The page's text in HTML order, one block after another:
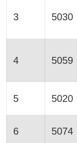
3 5030
4 5059
5 5020
6 5074